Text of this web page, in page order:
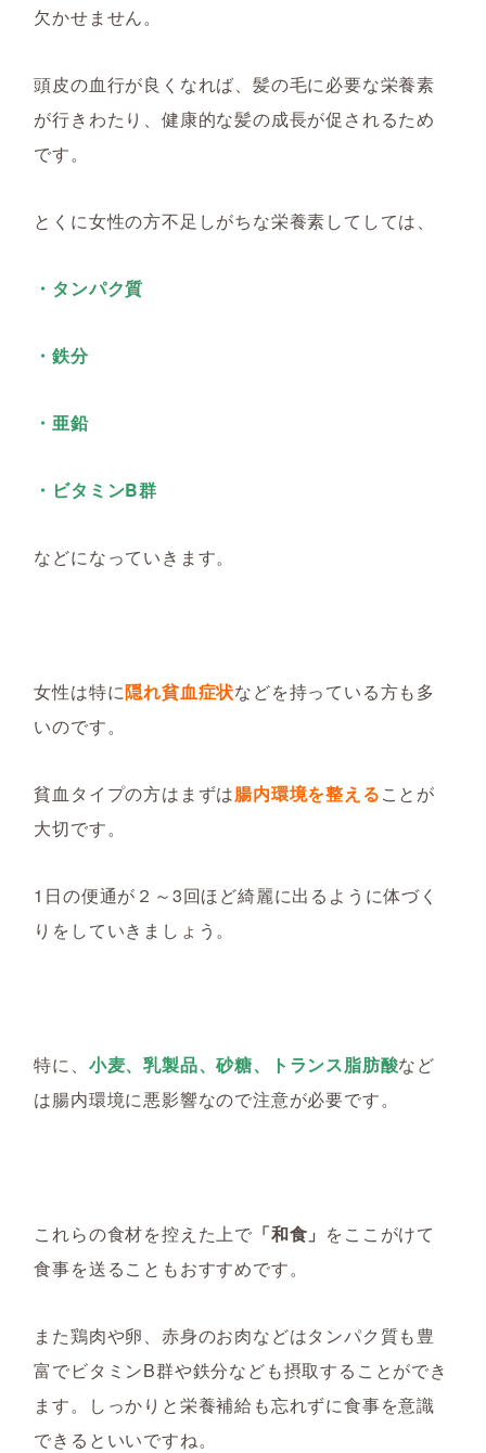
欠かせません。
頭皮の血行が良くなれば、髪の毛に必要な栄養素
が行きわたり、健康的な髪の成長が促されるため
です。
とくに女性の方不足しがちな栄養素してしては、
・タンパク質
・鉄分
・亜鉛
・ビタミンB群
などになっていきます。
女性は特に隠れ貧血症状などを持っている方も多
いのです。
貧血タイプの方はまずは腸内環境を整えることが
大切です。
1日の便通が２～3回ほど綺麗に出るように体づく
りをしていきましょう。
特に、 小麦、乳製品、砂糖、トランス脂肪酸など
は腸内環境に悪影響なので注意が必要です。
これらの食材を控えた上で 「和食」 をここがけて
食事を送ることもおすすめです。
また鶏肉や卵、赤身のお肉などはタンパク質も豊
富でビタミンB群や鉄分なども摂取することができ
ます。しっかりと栄養補給も忘れずに食事を意識
できるといいですね。